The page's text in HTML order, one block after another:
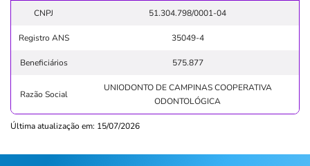
CNPJ 51.304.798/0001-04
Registro ANS 35049-4
Beneficiários 575.877
Razão Social
UNIODONTO DE CAMPINAS COOPERATIVA
ODONTOLÓGICA
Última atualização em: 15/07/2026